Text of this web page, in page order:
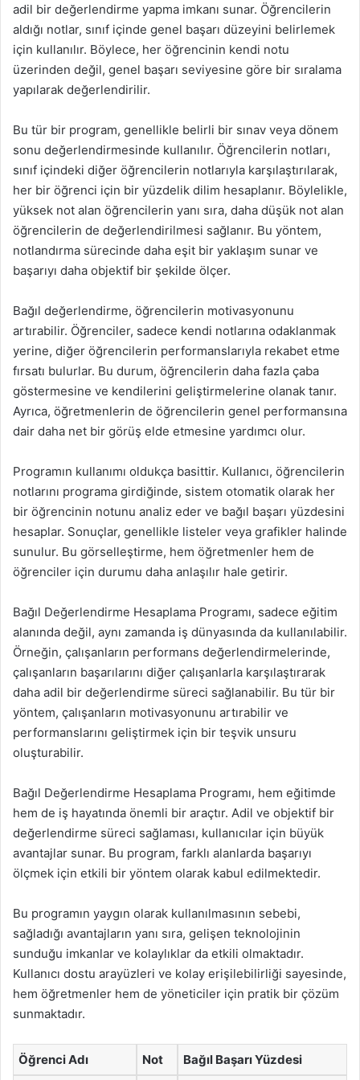
adil bir değerlendirme yapma imkanı sunar. Öğrencilerin
aldığı notlar, sınıf içinde genel başarı düzeyini belirlemek
için kullanılır. Böylece, her öğrencinin kendi notu
üzerinden değil, genel başarı seviyesine göre bir sıralama
yapılarak değerlendirilir.
Bu tür bir program, genellikle belirli bir sınav veya dönem
sonu değerlendirmesinde kullanılır. Öğrencilerin notları,
sınıf içindeki diğer öğrencilerin notlarıyla karşılaştırılarak,
her bir öğrenci için bir yüzdelik dilim hesaplanır. Böylelikle,
yüksek not alan öğrencilerin yanı sıra, daha düşük not alan
öğrencilerin de değerlendirilmesi sağlanır. Bu yöntem,
notlandırma sürecinde daha eşit bir yaklaşım sunar ve
başarıyı daha objektif bir şekilde ölçer.
Bağıl değerlendirme, öğrencilerin motivasyonunu
artırabilir. Öğrenciler, sadece kendi notlarına odaklanmak
yerine, diğer öğrencilerin performanslarıyla rekabet etme
fırsatı bulurlar. Bu durum, öğrencilerin daha fazla çaba
göstermesine ve kendilerini geliştirmelerine olanak tanır.
Ayrıca, öğretmenlerin de öğrencilerin genel performansına
dair daha net bir görüş elde etmesine yardımcı olur.
Programın kullanımı oldukça basittir. Kullanıcı, öğrencilerin
notlarını programa girdiğinde, sistem otomatik olarak her
bir öğrencinin notunu analiz eder ve bağıl başarı yüzdesini
hesaplar. Sonuçlar, genellikle listeler veya grafikler halinde
sunulur. Bu görselleştirme, hem öğretmenler hem de
öğrenciler için durumu daha anlaşılır hale getirir.
Bağıl Değerlendirme Hesaplama Programı, sadece eğitim
alanında değil, aynı zamanda iş dünyasında da kullanılabilir.
Örneğin, çalışanların performans değerlendirmelerinde,
çalışanların başarılarını diğer çalışanlarla karşılaştırarak
daha adil bir değerlendirme süreci sağlanabilir. Bu tür bir
yöntem, çalışanların motivasyonunu artırabilir ve
performanslarını geliştirmek için bir teşvik unsuru
oluşturabilir.
Bağıl Değerlendirme Hesaplama Programı, hem eğitimde
hem de iş hayatında önemli bir araçtır. Adil ve objektif bir
değerlendirme süreci sağlaması, kullanıcılar için büyük
avantajlar sunar. Bu program, farklı alanlarda başarıyı
ölçmek için etkili bir yöntem olarak kabul edilmektedir.
Bu programın yaygın olarak kullanılmasının sebebi,
sağladığı avantajların yanı sıra, gelişen teknolojinin
sunduğu imkanlar ve kolaylıklar da etkili olmaktadır.
Kullanıcı dostu arayüzleri ve kolay erişilebilirliği sayesinde,
hem öğretmenler hem de yöneticiler için pratik bir çözüm
sunmaktadır.
Öğrenci Adı Not Bağıl Başarı Yüzdesi